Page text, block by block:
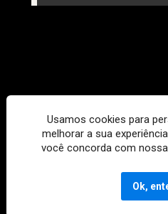
@ 2023 Lirane Suliano |
marca comercial da
Usamos cookies para
melhorar a sua
você concorda com nossa
Ok,